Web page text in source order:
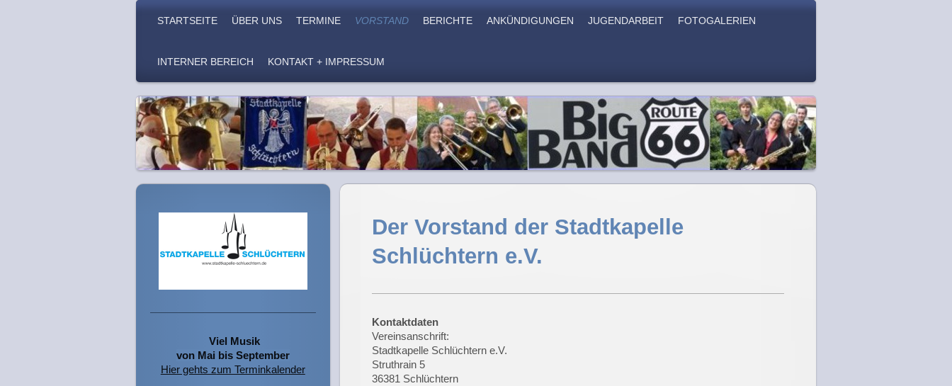
STARTSEITE ÜBER UNS TERMINE VORSTAND BERICHTE ANKÜNDIGUNGEN JUGENDARBEIT FOTOGALERIEN
INTERNER BEREICH KONTAKT + IMPRESSUM
Der Vorstand der Stadtkapelle
Schlüchtern e.V.
Kontaktdaten
Vereinsanschrift:
Stadtkapelle Schlüchtern e.V.
Struthrain 5
36381 Schlüchtern
Viel Musik
von Mai bis September
Hier gehts zum Terminkalender